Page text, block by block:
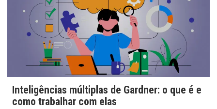
Inteligências múltiplas de Gardner: o que é e
como trabalhar com elas